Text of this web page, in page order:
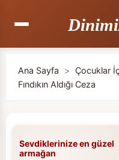
Ana Sayfa > Çocuklar
Fındıkın Aldığı Ceza
Sevdiklerinize en güzel
armağan